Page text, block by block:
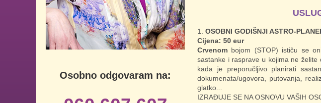
Osobno odgovaram na:
OSOBNI GODIŠNJI ASTRO-
Cijena: 50 eur
Crvenom bojom (STOP) ističu se
sastanke i rasprave u kojima ne želite
kada je preporučljivo planirati
dokumenata/ugovora, putovanja,
glatko...
IZRAĐUJE SE NA OSNOVU VAŠIH